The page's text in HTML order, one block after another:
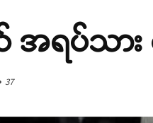
ရပ်သား
37